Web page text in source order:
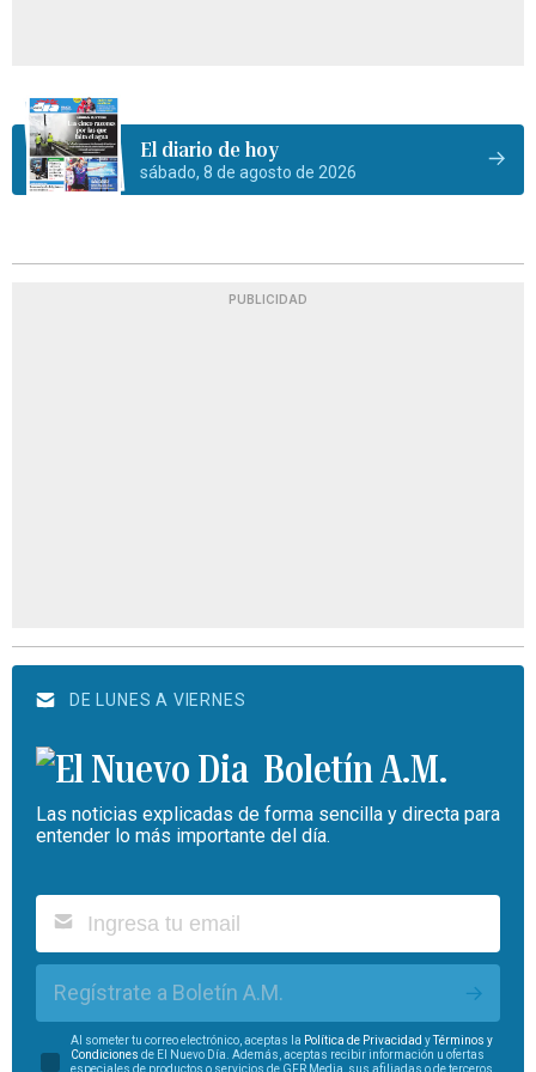
El diario de hoy
sábado, 8 de agosto de 2026
PUBLICIDAD
DE LUNES A VIERNES
Boletín A.M.
Las noticias explicadas de forma sencilla y directa para
entender lo más importante del día.
Regístrate a Boletín A.M.
Al someter tu correo electrónico, aceptas la Política de Privacidad yTérminos y
Condiciones de El Nuevo Día. Además, aceptas recibir información u ofertas
especiales de productos o servicios de GFR Media, sus afiliadas o de terceros.